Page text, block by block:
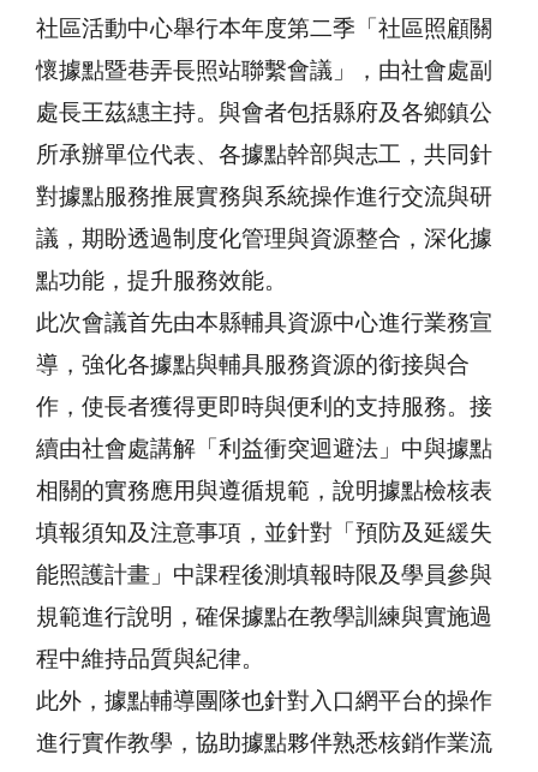
社區活動中心舉行本年度第二季「社區照顧關
懷據點暨巷弄長照站聯繫會議」，由社會處副
處長王茲繐主持。與會者包括縣府及各鄉鎮公
所承辦單位代表、各據點幹部與志工，共同針
對據點服務推展實務與系統操作進行交流與研
議，期盼透過制度化管理與資源整合，深化據
點功能，提升服務效能。
此次會議首先由本縣輔具資源中心進行業務宣
導，強化各據點與輔具服務資源的銜接與合
作，使長者獲得更即時與便利的支持服務。接
續由社會處講解「利益衝突迴避法」中與據點
相關的實務應用與遵循規範，說明據點檢核表
填報須知及注意事項，並針對「預防及延緩失
能照護計畫」中課程後測填報時限及學員參與
規範進行說明，確保據點在教學訓練與實施過
程中維持品質與紀律。
此外，據點輔導團隊也針對入口網平台的操作
進行實作教學，協助據點夥伴熟悉核銷作業流